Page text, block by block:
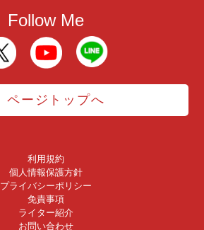
Follow Me
ページトップへ
利用規約
個人情報保護方針
プライバシーポリシー
免責事項
ライター紹介
お問い合わせ